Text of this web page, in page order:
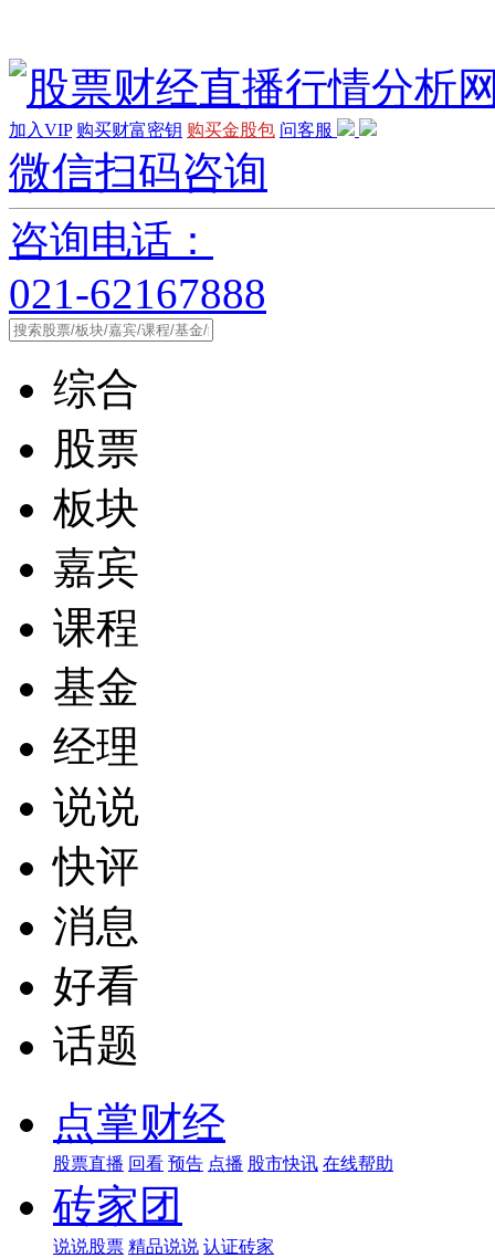
加入VIP 购买财富密钥 购买金股包 问客服
微信扫码咨询
咨询电话：
021-62167888
综合
股票
板块
嘉宾
课程
基金
经理
说说
快评
消息
好看
话题
点掌财经
股票直播 回看 预告 点播 股市快讯 在线帮助
砖家团
说说股票 精品说说 认证砖家